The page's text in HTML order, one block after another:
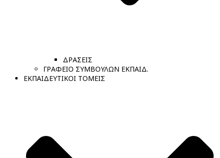
ΔΡΑΣΕΙΣ
ΓΡΑΦΕΙΟ ΣΥΜΒΟΥΛΩΝ ΕΚΠΑΙΔ.
ΕΚΠΑΙΔΕΥΤΙΚΟΙ ΤΟΜΕΙΣ